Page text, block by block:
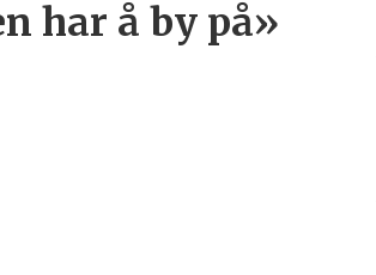
har å by på»